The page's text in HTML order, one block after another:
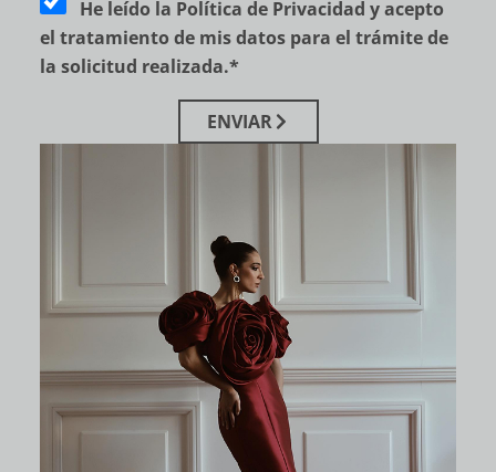
He leído la Política de Privacidad y acepto
el tratamiento de mis datos para el trámite de
la solicitud realizada.*
ENVIAR